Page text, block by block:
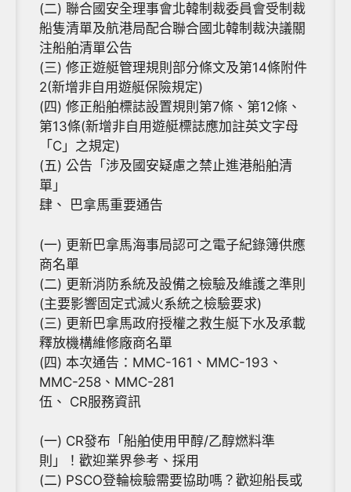
(二) 聯合國安全理事會北韓制裁委員會受制裁
船隻清單及航港局配合聯合國北韓制裁決議關
注船舶清單公告
(三) 修正遊艇管理規則部分條文及第14條附件
2(新增非自用遊艇保險規定)
(四) 修正船舶標誌設置規則第7條、第12條、
第13條(新增非自用遊艇標誌應加註英文字母
「C」之規定)
(五) 公告「涉及國安疑慮之禁止進港船舶清
單」
肆、 巴拿馬重要通告
(一) 更新巴拿馬海事局認可之電子紀錄簿供應
商名單
(二) 更新消防系統及設備之檢驗及維護之準則
(主要影響固定式滅火系統之檢驗要求)
(三) 更新巴拿馬政府授權之救生艇下水及承載
釋放機構維修廠商名單
(四) 本次通告：MMC-161、MMC-193、
MMC-258、MMC-281
伍、 CR服務資訊
(一) CR發布「船舶使用甲醇/乙醇燃料準
則」！歡迎業界參考、採用
(二) PSCO登輪檢驗需要協助嗎？歡迎船長或